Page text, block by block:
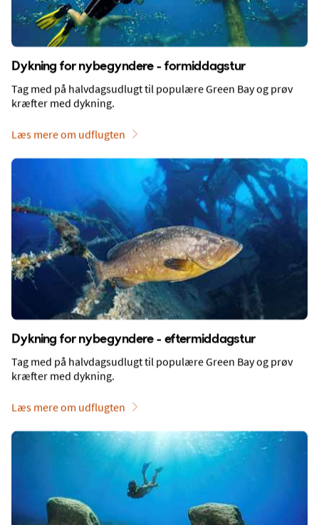
Dykning for nybegyndere - formiddagstur
Tag med på halvdagsudlugt til populære Green Bay og prøv
kræfter med dykning.
Læs mere om udflugten
Dykning for nybegyndere - eftermiddagstur
Tag med på halvdagsudlugt til populære Green Bay og prøv
kræfter med dykning.
Læs mere om udflugten
Inspiration inden din rejse til Ayia
Napa
Tips til restauranter i Ayia Napa
Spies - sidefod
Om Spies
Spies sælger rejser med charterfly samt pakkerejser med
Om Spies
Kundeservice